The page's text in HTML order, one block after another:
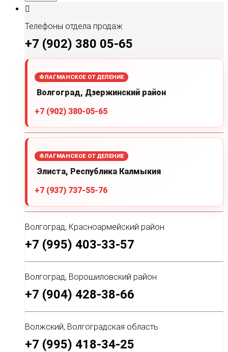
Телефоны отдела продаж
+7 (902) 380 05-65
ФЛАГМАНСКОЕ ОТДЕЛЕНИЕ
Волгоград, Дзержинский район
+7 (902) 380-05-65
ФЛАГМАНСКОЕ ОТДЕЛЕНИЕ
Элиста, Республика Калмыкия
+7 (937) 737-55-76
Волгоград, Красноармейский район
+7 (995) 403-33-57
Волгоград, Ворошиловский район
+7 (904) 428-38-66
Волжский, Волгоградская область
+7 (995) 418-34-25